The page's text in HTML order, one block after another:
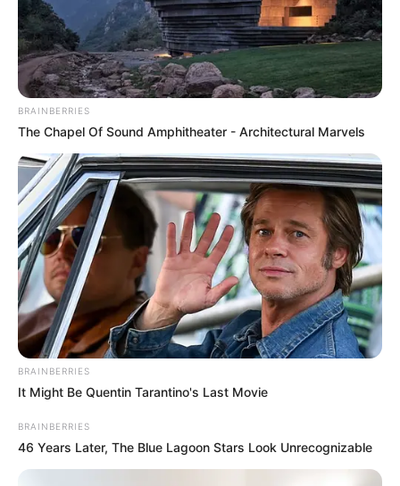
18.079.935/0001-70
FBO Negócios de Treinamento e Marketing Digital
Artesanatos
Encadernação Artesanal
Filtro dos Sonhos
Lembrancinhas de Casamento
Mosaico
Patchwork
Pintura em Tecido
BRAINBERRIES
The Chapel Of Sound Amphitheater - Architectural Marvels
BRAINBERRIES
It Might Be Quentin Tarantino's Last Movie
BRAINBERRIES
46 Years Later, The Blue Lagoon Stars Look Unrecognizable